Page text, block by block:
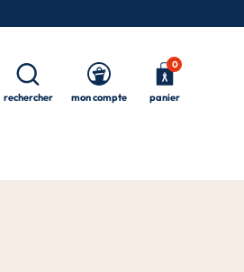
rechercher mon compte
0
panier